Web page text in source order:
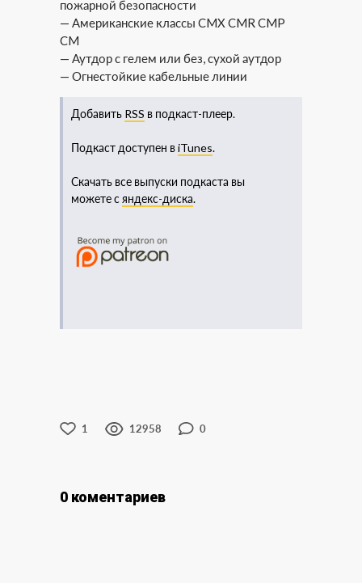
пожарной безопасности
— Американские классы CMX CMR CMP
CM
— Аутдор с гелем или без, сухой аутдор
— Огнестойкие кабельные линии
Добавить RSS в подкаст-плеер.
Подкаст доступен вiTunes.
Скачать все выпуски подкаста вы
можете сяндекс-диска.
1 12958 0
0 коментариев